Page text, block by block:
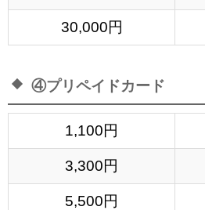
30,000円
④プリペイドカード
1,100円
3,300円
5,500円